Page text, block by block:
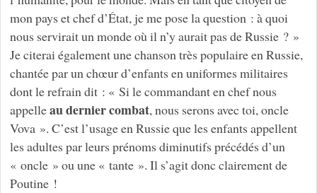
mon pays et chef d’État, je me pose la question : à quoi
nous servirait un monde où il n’y aurait pas de Russie ? »
Je citerai également une chanson très populaire en Russie,
chantée par un chœur d’enfants en uniformes militaires
dont le refrain dit : « Si le commandant en chef nous
appelleau dernier combat, nous serons avec toi, oncle
Vova ». C’est l’usage en Russie que les enfants appellent
les adultes par leurs prénoms diminutifs précédés d’un
« oncle » ou une « tante ». Il s’agit donc clairement de
Poutine !